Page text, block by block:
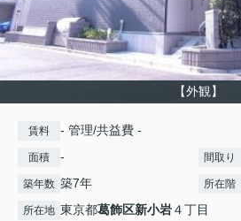
【外観】
賃料 - 管理/共益費 -
面積 - 間取り
築年数 築7年 所在階
所在地 東京都葛飾区新小岩４丁目